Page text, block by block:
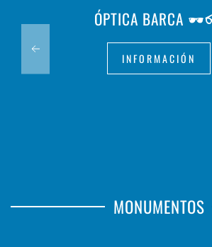
ÓPTICA BARCA
INFORMACIÓN
MONUMENTOS